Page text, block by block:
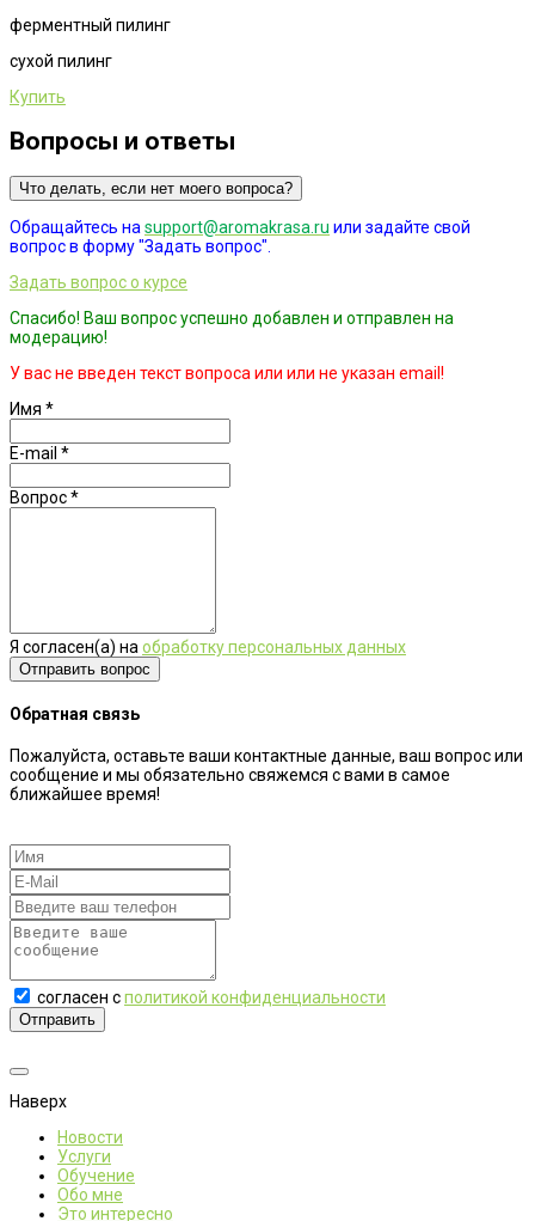
ферментный пилинг
сухой пилинг
Купить
Вопросы и ответы
Что делать, если нет моего вопроса?
Обращайтесь наsupport@aromakrasa.ru или задайте свой
вопрос в форму "Задать вопрос".
Задать вопрос о курсе
Спасибо! Ваш вопрос успешно добавлен и отправлен на
модерацию!
У вас не введен текст вопроса или или не указан email!
Имя *
E-mail *
Вопрос*
Я согласен(а) наобработку персональных данных
Обратная связь
Пожалуйста, оставьте ваши контактные данные, ваш вопрос или
сообщение и мы обязательно свяжемся с вами в самое
ближайшее время!
согласен сполитикой конфиденциальности
Отправить
Наверх
Новости
Услуги
Обучение
Обо мне
Это интересно